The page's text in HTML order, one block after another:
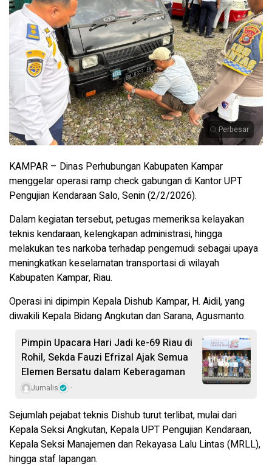
Perbesar
KAMPAR – Dinas Perhubungan Kabupaten Kampar
menggelar operasi ramp check gabungan di Kantor UPT
Pengujian Kendaraan Salo, Senin (2/2/2026).
Dalam kegiatan tersebut, petugas memeriksa kelayakan
teknis kendaraan, kelengkapan administrasi, hingga
melakukan tes narkoba terhadap pengemudi sebagai upaya
meningkatkan keselamatan transportasi di wilayah
Kabupaten Kampar, Riau.
Operasi ini dipimpin Kepala Dishub Kampar, H. Aidil, yang
diwakili Kepala Bidang Angkutan dan Sarana, Agusmanto.
Pimpin Upacara Hari Jadi ke-69 Riau di
Rohil, Sekda Fauzi Efrizal Ajak Semua
Elemen Bersatu dalam Keberagaman
Jurnalis
Sejumlah pejabat teknis Dishub turut terlibat, mulai dari
Kepala Seksi Angkutan, Kepala UPT Pengujian Kendaraan,
Kepala Seksi Manajemen dan Rekayasa Lalu Lintas (MRLL),
hingga staf lapangan.